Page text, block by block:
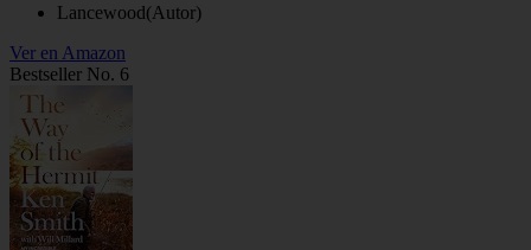
Lancewood(Autor)
Ver en Amazon
Bestseller No. 6